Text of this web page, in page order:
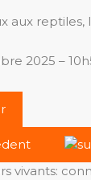
aux
2025 –
vivants: